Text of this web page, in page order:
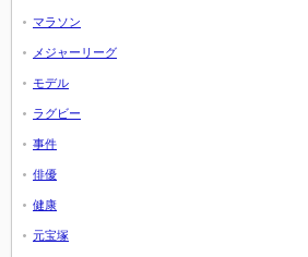
マラソン
メジャーリーグ
モデル
ラグビー
事件
俳優
健康
元宝塚